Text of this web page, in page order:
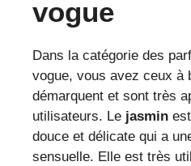
vogue
Dans la catégorie des
vogue, vous avez ceux à
démarquent et sont très
utilisateurs. Le jasmin
douce et délicate qui a
sensuelle. Elle est très